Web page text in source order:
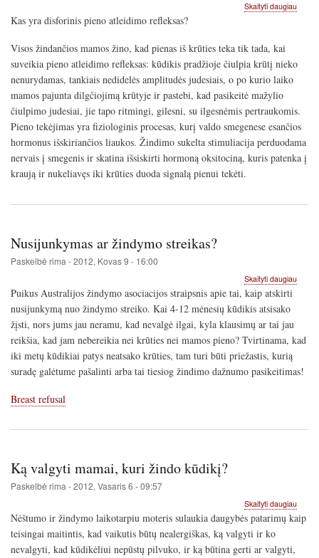
Skaityti daugiauapie
Kai
Kas yra disforinis pieno atleidimo refleksas?
Visos žindančios mamos žino, kad pienas iš krūties teka tik tada, kai
suveikia pieno atleidimo refleksas: kūdikis pradžioje čiulpia krūtį nieko
nenurydamas, tankiais nedidelės amplitudės judesiais, o po kurio laiko
mamos pajunta dilgčiojimą krūtyje ir pastebi, kad pasikeitė mažylio
čiulpimo judesiai, jie tapo ritmingi, gilesni, su ilgesnėmis pertraukomis.
Pieno tekėjimas yra fiziologinis procesas, kurį valdo smegenese esančios
hormonus išskiriančios liaukos. Žindimo sukelta stimuliacija perduodama
nervais į smegenis ir skatina išsiskirti hormoną oksitociną, kuris patenka į
kraują ir nukeliavęs iki krūties duoda signalą pienui tekėti.
Nusijunkymas ar žindymo streikas?
Paskelbė rima -2012, Kovas 9 - 16:00
Skaityti daugiauapie
Puikus Australijos žindymo asociacijos straipsnis apie tai, kaip atskirti
nusijunkymą nuo žindymo streiko. Kai 4-12 mėnesių kūdikis atsisako
žįsti, nors jums jau neramu, kad nevalgė ilgai, kyla klausimų ar tai jau
reikšia, kad jam nebereikia nei krūties nei mamos pieno? Tvirtinama, kad
iki metų kūdikiai patys neatsako krūties, tam turi būti priežastis, kurią
suradę galėtume pašalinti arba tai tiesiog žindimo dažnumo pasikeitimas!
Breast refusal
Ką valgyti mamai, kuri žindo kūdikį?
Paskelbė rima-2012, Vasaris 6 - 09:57
Skaityti daugiauapie
Ką
valgyti
Nėštumo ir žindymo laikotarpiu moteris sulaukia daugybės patarimų kaip
teisingai maitintis, kad vaikutis būtų nealergiškas, ką valgyti ir ko
nevalgyti, kad kūdikėliui nepūstų pilvuko, ir ką būtina gerti ar valgyti,